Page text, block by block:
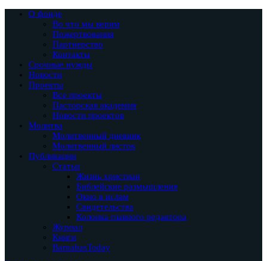
О фонде
Во что мы верим
Пожертвования
Партнерство
Контакты
Срочные нужды
Новости
Проекты
Все проекты
Пасторская академия
Новости проектов
Молитва
Молитвенный дневник
Молитвенный листок
Публикации
Статьи
Жизнь христиан
Библейские размышления
Окно в ислам
Свидетельства
Колонка главного редактора
Журнал
Книги
BarnabasToday